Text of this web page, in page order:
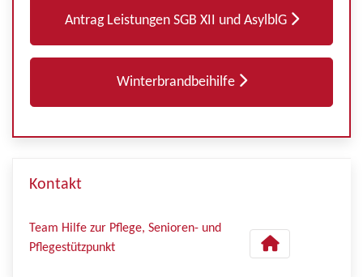
Antrag Leistungen SGB XII und AsylblG
Winterbrandbeihilfe
Kontakt
Team Hilfe zur Pflege, Senioren- und
Pflegestützpunkt